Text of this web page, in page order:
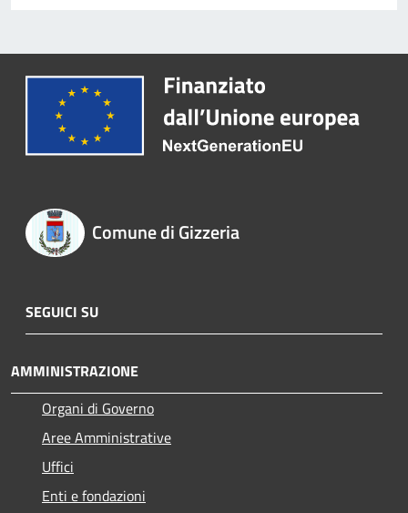
Comune di Gizzeria
SEGUICI SU
AMMINISTRAZIONE
Organi di Governo
Aree Amministrative
Uffici
Enti e fondazioni